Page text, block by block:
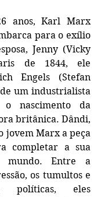
anos, Karl Marx
para o exílio
Jenny (Vicky
de 1844, ele
Engels (Stefan
um industrialista
o nascimento da
britânica. Dândi,
jovem Marx a peça
completar a sua
mundo. Entre a
os tumultos e
políticas, eles